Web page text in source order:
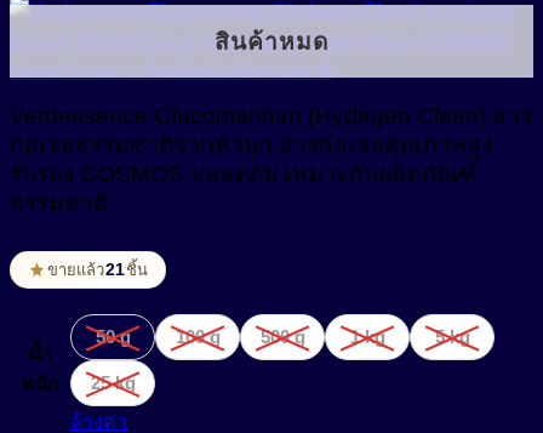
สารปรับเนื้อสัมผัสเนียนนุ่ม (Smoothness)
Cream Base (Emulsifier Wax)
W/Si Emulsifier
สารสร้างฟิล์ม (Film Forming Agent)
สารสร้างเนื้อมุก (Pearlizing Agent)
Anti Acne
Anti Stress Repair
สารออกฤทธิ์ทางชีวภาพ (Bio Actives)
สารเพิ่มการละลาย (Solubilizer)
สินค้าหมด
Verdessence Glucomannan (Hydagen Clean) สาร
ก่อเจลธรรมชาติจากหัวบุก สารก่อเจลคุณภาพสูง
รับรอง COSMOS ปลอดภัย เหมาะกับผลิตภัณฑ์
ธรรมชาติ
ขายแล้ว21ชิ้น
น้ำ
หนัก
50 g 100 g 500 g 1 kg 5 kg
25 kg
ล้างค่า